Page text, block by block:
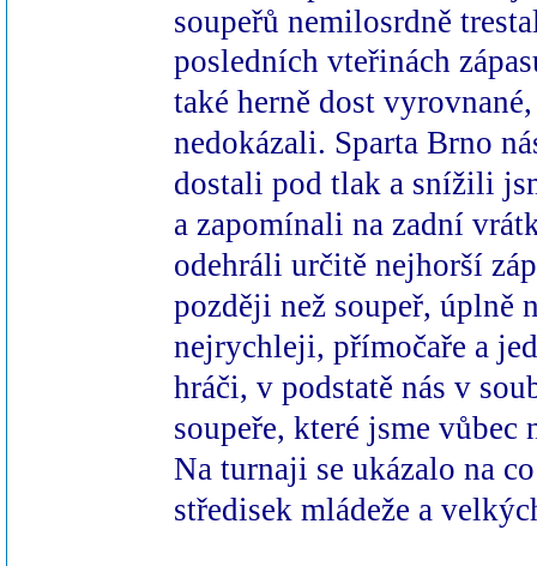
soupeřů nemilosrdně
posledních vteřinách
také herně dost
nedokázali. Sparta Brno
dostali pod tlak a snížili
a zapomínali na zadní
odehráli určitě nejhorší
později než soupeř, úplně
nejrychleji, přímočaře a
hráči, v podstatě nás v
soupeře, které jsme
Na turnaji se ukázalo na
středisek mládeže a